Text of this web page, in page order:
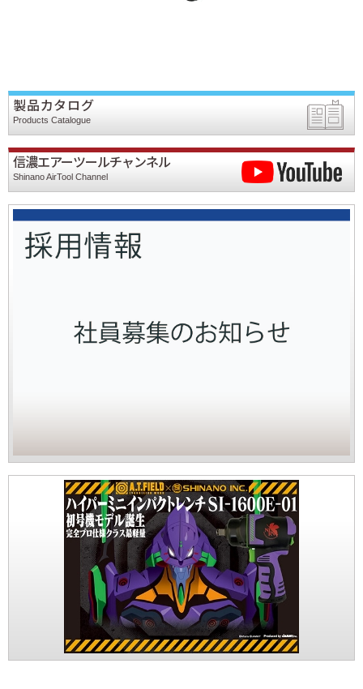
製品カタログ
Products Catalogue
信濃エアーツールチャンネル
Shinano AirTool Channel